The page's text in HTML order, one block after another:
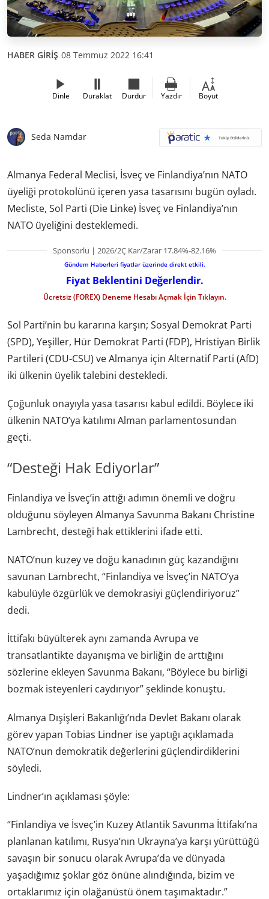
HABER GİRİŞ 08 Temmuz 2022 16:41
Dinle Duraklat Durdur Yazdır Boyut
Seda Namdar
Almanya Federal Meclisi, İsveç ve Finlandiya’nın NATO
üyeliği protokolünü içeren yasa tasarısını bugün oyladı.
Mecliste, Sol Parti (Die Linke) İsveç ve Finlandiya’nın
NATO üyeliğini desteklemedi.
Sponsorlu | 2026/2Ç Kar/Zarar 17.84%-82.16%
Gündem Haberleri fiyatlar üzerinde direkt etkili.
Fiyat Beklentini Değerlendir.
Ücretsiz (FOREX) Deneme Hesabı Açmak İçin Tıklayın.
Sol Parti’nin bu kararına karşın; Sosyal Demokrat Parti
(SPD), Yeşiller, Hür Demokrat Parti (FDP), Hristiyan Birlik
Partileri (CDU-CSU) ve Almanya için Alternatif Parti (AfD)
iki ülkenin üyelik talebini destekledi.
Çoğunluk onayıyla yasa tasarısı kabul edildi. Böylece iki
ülkenin NATO’ya katılımı Alman parlamentosundan
geçti.
“Desteği Hak Ediyorlar”
Finlandiya ve İsveç’in attığı adımın önemli ve doğru
olduğunu söyleyen Almanya Savunma Bakanı Christine
Lambrecht, desteği hak ettiklerini ifade etti.
NATO’nun kuzey ve doğu kanadının güç kazandığını
savunan Lambrecht, “Finlandiya ve İsveç’in NATO’ya
kabulüyle özgürlük ve demokrasiyi güçlendiriyoruz”
dedi.
İttifakı büyülterek aynı zamanda Avrupa ve
transatlantikte dayanışma ve birliğin de arttığını
sözlerine ekleyen Savunma Bakanı, “Böylece bu birliği
bozmak isteyenleri caydırıyor” şeklinde konuştu.
Almanya Dışişleri Bakanlığı’nda Devlet Bakanı olarak
görev yapan Tobias Lindner ise yaptığı açıklamada
NATO’nun demokratik değerlerini güçlendirdiklerini
söyledi.
Lindner’ın açıklaması şöyle:
“Finlandiya ve İsveç’in Kuzey Atlantik Savunma İttifakı’na
planlanan katılımı, Rusya’nın Ukrayna’ya karşı yürüttüğü
savaşın bir sonucu olarak Avrupa’da ve dünyada
yaşadığımız şoklar göz önüne alındığında, bizim ve
ortaklarımız için olağanüstü önem taşımaktadır.”